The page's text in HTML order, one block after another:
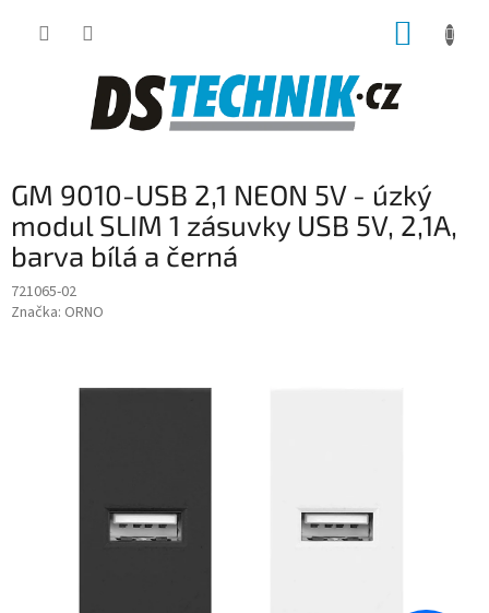
GM 9010-USB 2,1 NEON 5V - úzký
modul SLIM 1 zásuvky USB 5V, 2,1A,
barva bílá a černá
721065-02
Značka: ORNO